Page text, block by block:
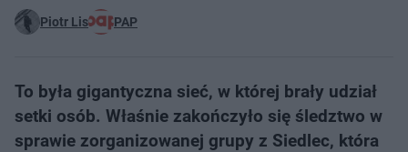
Piotr Lis PAP
To była gigantyczna sieć, w której brały udział
setki osób. Właśnie zakończyło się śledztwo w
sprawie zorganizowanej grupy z Siedlec, która